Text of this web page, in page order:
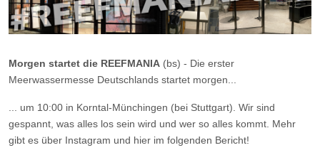
Morgen startet die REEFMANIA (bs) - Die erster
Meerwassermesse Deutschlands startet morgen...
... um 10:00 in Korntal-Münchingen (bei Stuttgart). Wir sind
gespannt, was alles los sein wird und wer so alles kommt. Mehr
gibt es über Instagram und hier im folgenden Bericht!